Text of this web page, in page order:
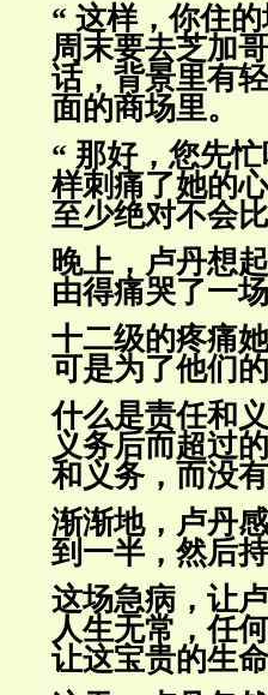
“ 这样，你住
周末要去芝加
话，背景里有
面的商场里。
“ 那好，您先
样刺痛了她的
至少绝对不会
晚上，卢丹想
由得痛哭了一场
十二级的疼痛
可是为了他们
什么是责任和
义务后而超过
和义务，而没
渐渐地，卢丹
到一半，然后
这场急病，让
人生无常，任
让这宝贵的生